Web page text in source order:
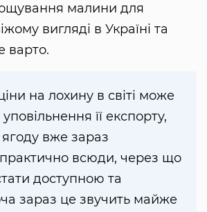
малини для
вигляді в Україні та
варто.
на лохину в світі може
її експорту,
вже зараз
всюди, через що
доступною та
зараз це звучить майже